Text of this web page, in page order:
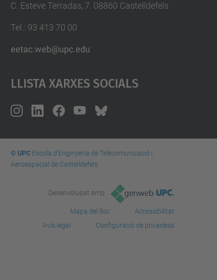
C. Esteve Terradas, 7. 08860 Castelldefels
Tel.: 93 413 70 00
eetac.web@upc.edu
Llista Xarxes Socials
© UPCEscola d'Enginyeria de Telecomunicació i
Aeroespacial de Castelldefels
Desenvolupat amb
Mapa del lloc
Accessibilitat
Avís legal
Configuració de privadesa